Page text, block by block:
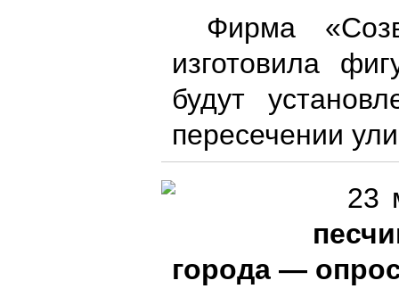
Фирма
изготовила
будут
пересечении
23
города —